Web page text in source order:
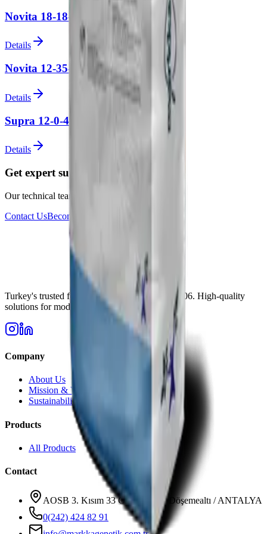
Novita 18-18-18+TE
Details
Novita 12-35-10
Details
Supra 12-0-45+ME
Details
Get expert support for your projects
Our technical team is ready for your questions
Contact UsBecome a Dealer
Turkey's trusted fertilizer manufacturer since 2006. High-quality
solutions for modern agriculture needs.
Company
About Us
Mission & Vision
Sustainability
Products
All Products
Contact
AOSB 3. Kısım 33 Cadde No: 3 Döşemealtı / ANTALYA
0(242) 424 82 91